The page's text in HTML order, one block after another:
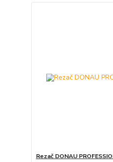
Rezač DONAU